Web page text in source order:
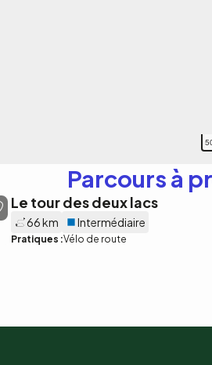
Parcours à
Le tour des deux lacs
66 km Intermédiaire
Pratiques :Vélo de route